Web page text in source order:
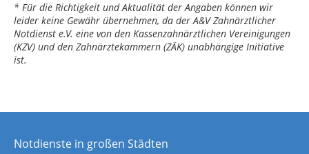
* Für die Richtigkeit und Aktualität der Angaben können wir
leider keine Gewähr übernehmen, da der A&V Zahnärztlicher
Notdienst e.V. eine von den Kassenzahnärztlichen Vereinigungen
(KZV) und den Zahnärztekammern (ZÄK) unabhängige Initiative
ist.
Notdienste in großen Städten